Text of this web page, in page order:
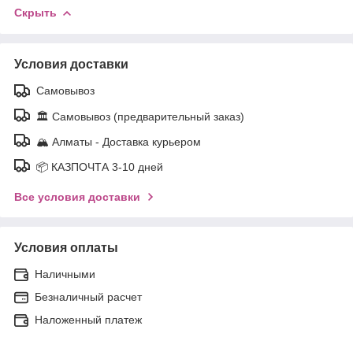
Скрыть
Условия доставки
Самовывоз
🏛️ Самовывоз (предварительный заказ)
🏔️ Алматы - Доставка курьером
📦 КАЗПОЧТА 3-10 дней
Все условия доставки
Условия оплаты
Наличными
Безналичный расчет
Наложенный платеж